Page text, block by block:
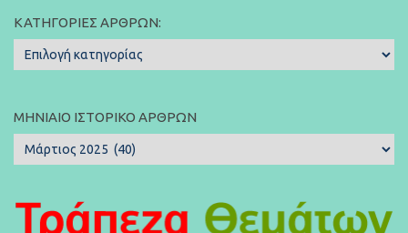
ΚΑΤΗΓΟΡΊΕΣ ΆΡΘΡΩΝ:
Κατηγορίες
Άρθρων:
ΜΗΝΙΑΊΟ ΙΣΤΟΡΙΚΌ ΆΡΘΡΩΝ
Μηνιαίο
Ιστορικό